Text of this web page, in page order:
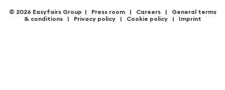
© 2026 Easyfairs Group | Press room| Careers| General terms
& conditions | Privacy policy| Cookie policy| Imprint